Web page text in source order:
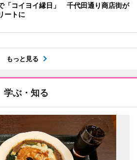
「コイヨイ縁日」 千代田通り商店街が
ートに
もっと見る
学ぶ・知る